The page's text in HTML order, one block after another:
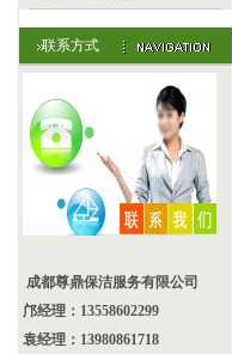
联系方式
成都尊鼎保洁服务有限公司
邝经理：13558602299
袁经理：13980861718